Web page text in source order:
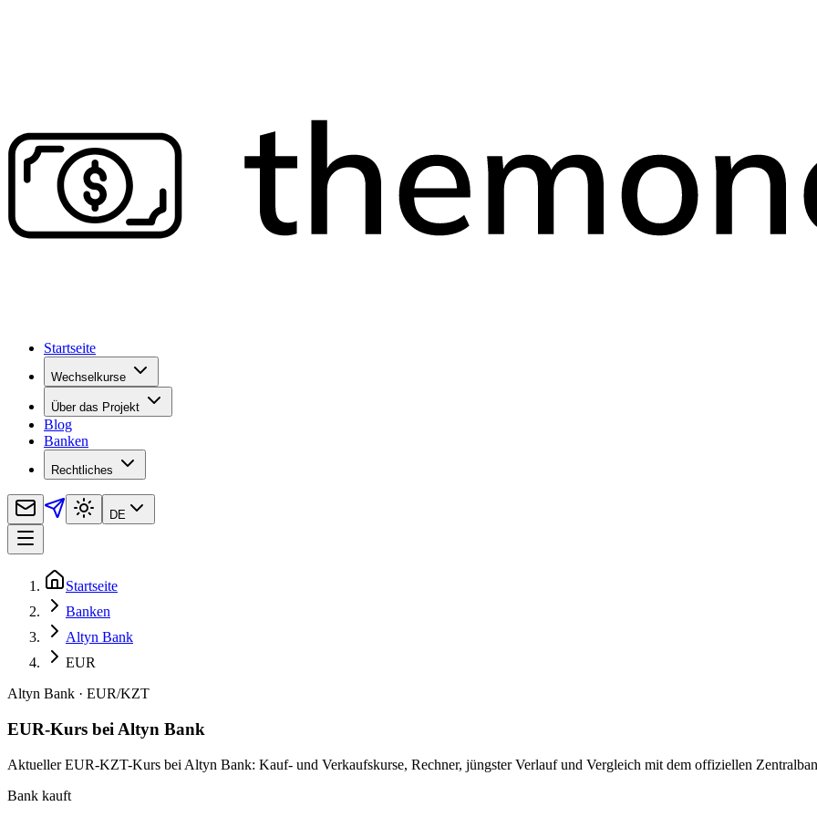
Startseite
Wechselkurse
Über das Projekt
Blog
Banken
Rechtliches
DE
Startseite
Banken
Altyn Bank
EUR
Altyn Bank · EUR/KZT
EUR-Kurs bei Altyn Bank
Aktueller EUR-KZT-Kurs bei Altyn Bank: Kauf- und Verkaufskurse, Rechner, jüngster Verlauf und Vergleich mit dem offiziellen
Bank kauft